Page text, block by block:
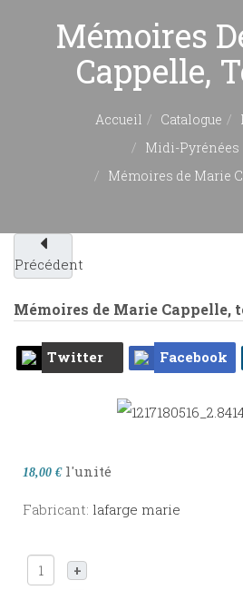
Mémoires
Cappelle,
Accueil Catalogue
Midi-Pyrénées
Mémoires de Marie
Précédent
Mémoires de Marie Cappelle,
Twitter Facebook
18,00 € l'unité
Fabricant: lafarge marie
+